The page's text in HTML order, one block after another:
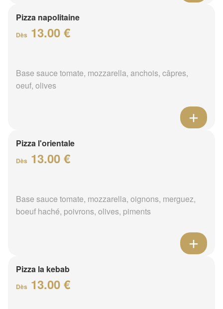
Pizza napolitaine
Dès 13.00 €
Base sauce tomate, mozzarella, anchois, câpres,
oeuf, olives
Pizza l'orientale
Dès 13.00 €
Base sauce tomate, mozzarella, oignons, merguez,
boeuf haché, poivrons, olives, piments
Pizza la kebab
Dès 13.00 €